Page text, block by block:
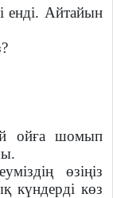
енді. Айтайын
ойға шомып
өзіңіз
күндерді көз